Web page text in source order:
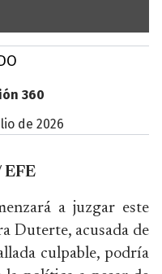
360
de 2026
EFE
a juzgar este
Duterte, acusada de
culpable, podría